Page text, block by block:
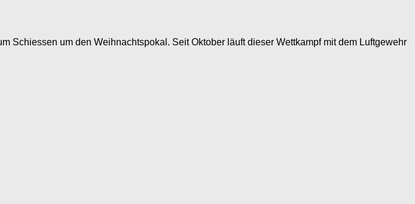
Schiessen um den Weihnachtspokal. Seit Oktober läuft dieser Wettkampf mit dem Luftgewehr